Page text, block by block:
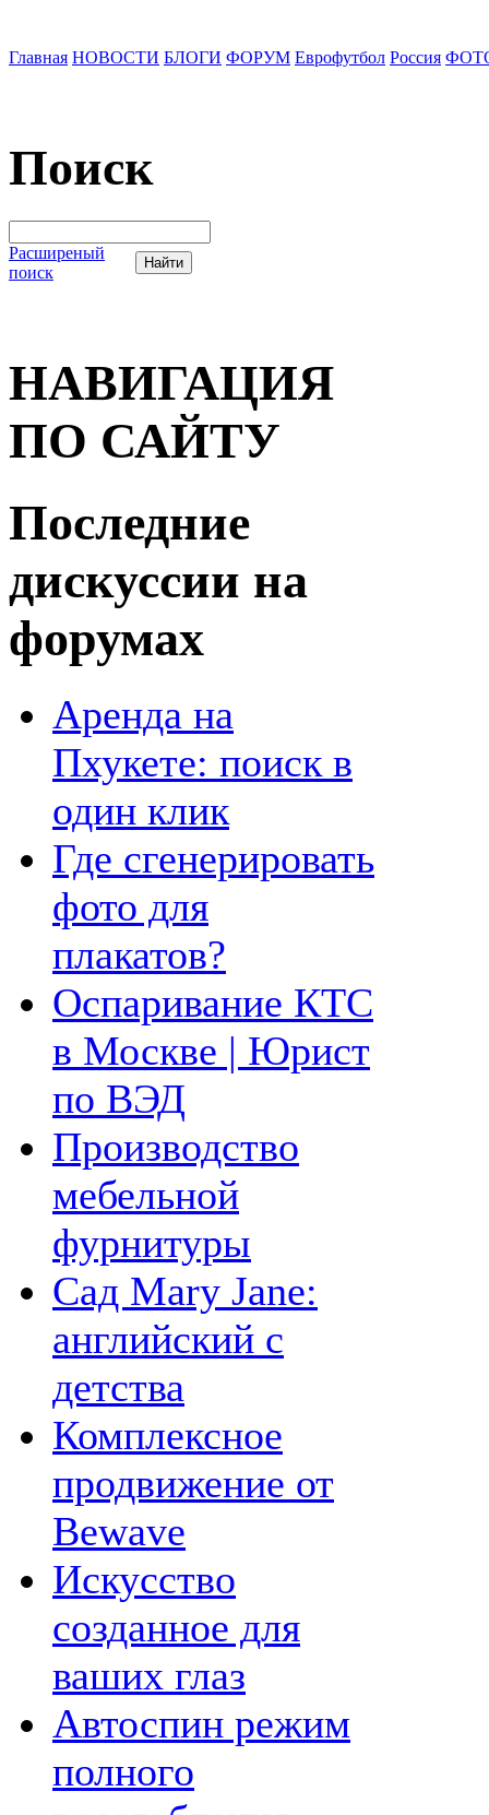
Главная НОВОСТИ БЛОГИ ФОРУМ Еврофутбол Россия
Поиск
Расширеный
поиск
НАВИГАЦИЯ
ПО САЙТУ
Последние
дискуссии на
форумах
Аренда на
Пхукете: поиск в
один клик
Где сгенерировать
фото для
плакатов?
Оспаривание КТС
в Москве | Юрист
по ВЭД
Производство
мебельной
фурнитуры
Сад Mary Jane:
английский с
детства
Комплексное
продвижение от
Bewave
Искусство
созданное для
ваших глаз
Автоспин режим
полного